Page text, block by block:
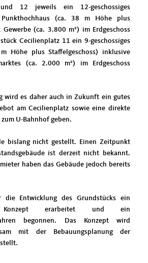
12 jeweils ein 12-geschossiges
Punkthochhaus (ca. 38 m Höhe plus
Gewerbe (ca. 3.800 m²) im Erdgeschoss
Cecilienplatz 11 ein 9-geschossiges
Höhe plus Staffelgeschoss) inklusive
(ca. 2.000 m²) im Erdgeschoss
wird es daher auch in Zukunft ein gutes
am Cecilienplatz sowie eine direkte
U-Bahnhof geben.
bislang nicht gestellt. Einen Zeitpunkt
ist derzeit nicht bekannt.
haben das Gebäude jedoch bereits
Entwicklung des Grundstücks ein
Konzept erarbeitet und ein
begonnen. Das Konzept wird
mit der Bebauungsplanung der